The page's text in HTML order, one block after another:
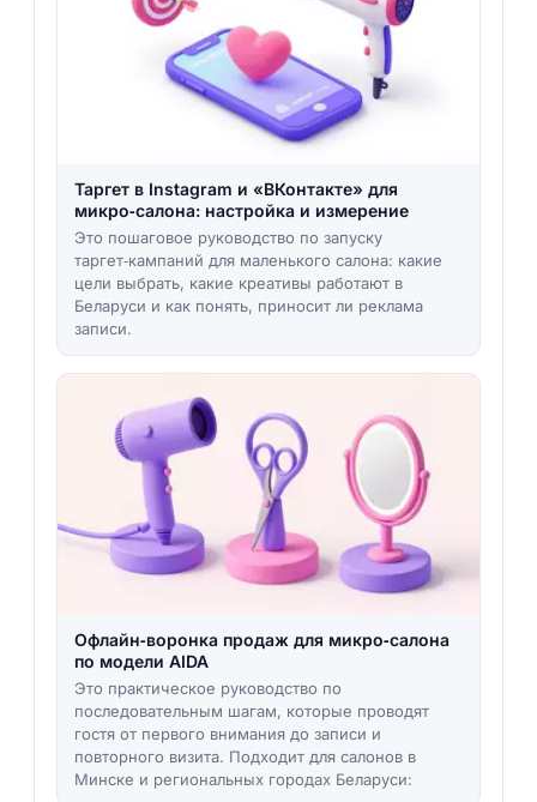
Таргет в Instagram и «ВКонтакте» для
микро‑салона: настройка и измерение
Это пошаговое руководство по запуску
таргет‑кампаний для маленького салона: какие
цели выбрать, какие креативы работают в
Беларуси и как понять, приносит ли реклама
записи.
Офлайн‑воронка продаж для микро‑салона
по модели AIDA
Это практическое руководство по
последовательным шагам, которые проводят
гостя от первого внимания до записи и
повторного визита. Подходит для салонов в
Минске и региональных городах Беларуси: